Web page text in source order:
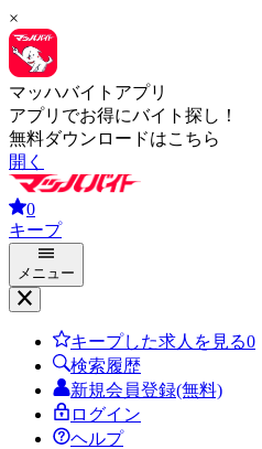
×
マッハバイトアプリ
アプリでお得にバイト探し！
無料ダウンロードはこちら
開く
0
キープ
メニュー
キープした求人を見る0
検索履歴
新規会員登録(無料)
ログイン
ヘルプ